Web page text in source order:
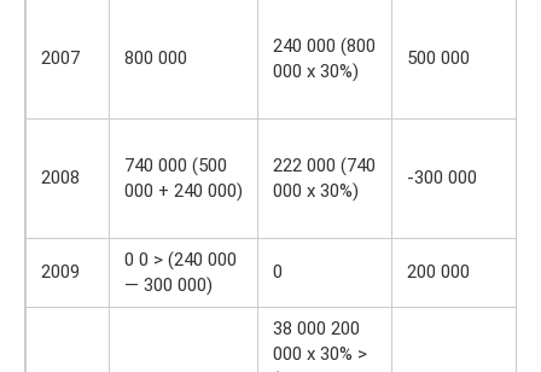
2007 800 000
240 000 (800
000 х 30%)
500 000
2008
740 000 (500
000 + 240 000)
222 000 (740
000 х 30%)
-300 000
2009
0 0 > (240 000
— 300 000)
0 200 000
38 000 200
000 х 30% >